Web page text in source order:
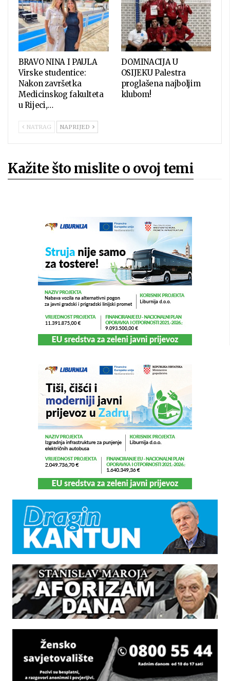
BRAVO NINA I PAULA
Virske studentice:
Nakon završetka
Medicinskog fakulteta
u Rijeci,…
DOMINACIJA U
OSIJEKU Palestra
proglašena najboljim
klubom!
NATRAG NAPRIJED
Kažite što mislite o ovoj temi